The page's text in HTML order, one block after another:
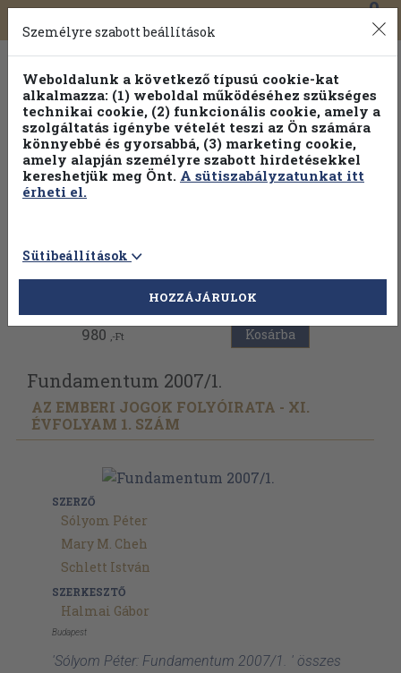
Toggle
navigation
0
Vissza az előző oldalra
980 ,-Ft Kosárba
Fundamentum 2007/1.
AZ EMBERI JOGOK FOLYÓIRATA - XI.
ÉVFOLYAM 1. SZÁM
SZERZŐ
Sólyom Péter
Mary M. Cheh
Schlett István
SZERKESZTŐ
Halmai Gábor
Budapest
'Sólyom Péter: Fundamentum 2007/1. ' összes
Személyre szabott beállítások
Weboldalunk a következő típusú cookie-kat
alkalmazza: (1) weboldal működéséhez szükséges
technikai cookie, (2) funkcionális cookie, amely a
szolgáltatás igénybe vételét teszi az Ön számára
könnyebbé és gyorsabbá, (3) marketing cookie,
amely alapján személyre szabott hirdetésekkel
kereshetjük meg Önt. A sütiszabályzatunkat itt
érheti el.
Sütibeállítások
HOZZÁJÁRULOK